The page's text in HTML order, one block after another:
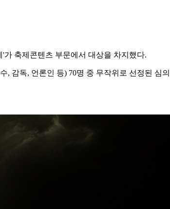
가 축제콘텐츠 부문에서 대상을 차지했다.
감독, 언론인 등) 70명 중 무작위로 선정된 심